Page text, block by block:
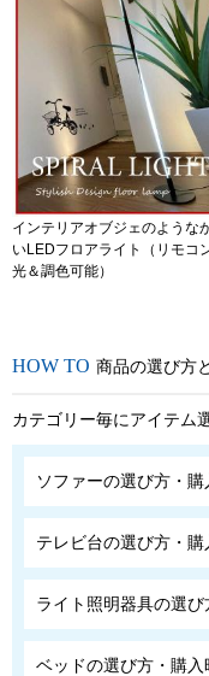
インテリアオブジェのような
いLEDフロアライト（リモコ
光＆調色可能）
商品の選び方
カテゴリー毎にアイテム
ソファーの選び方・
テレビ台の選び方・
ライト照明器具の選
ベッドの選び方・購入